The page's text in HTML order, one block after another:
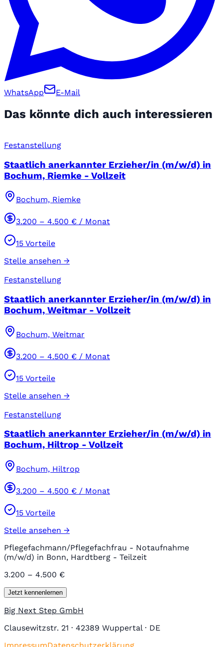
WhatsApp E-Mail
Das könnte dich auch interessieren
Festanstellung
Staatlich anerkannter Erzieher/in (m/w/d) in
Bochum, Riemke - Vollzeit
Bochum, Riemke
3.200 – 4.500 € / Monat
15 Vorteile
Stelle ansehen →
Festanstellung
Staatlich anerkannter Erzieher/in (m/w/d) in
Bochum, Weitmar - Vollzeit
Bochum, Weitmar
3.200 – 4.500 € / Monat
15 Vorteile
Stelle ansehen →
Festanstellung
Staatlich anerkannter Erzieher/in (m/w/d) in
Bochum, Hiltrop - Vollzeit
Bochum, Hiltrop
3.200 – 4.500 € / Monat
15 Vorteile
Stelle ansehen →
Pflegefachmann/Pflegefachfrau - Notaufnahme
(m/w/d) in Bonn, Hardtberg - Teilzeit
3.200 – 4.500 €
Jetzt kennenlernen
Big Next Step GmbH
Clausewitzstr. 21 · 42389 Wuppertal · DE